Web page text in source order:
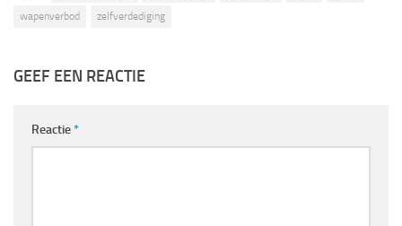
wapenverbod
zelfverdediging
GEEF EEN REACTIE
Reactie*